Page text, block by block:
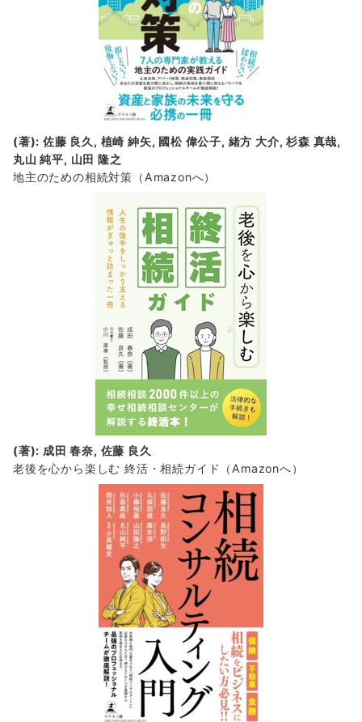
(著): 佐藤 良久, 植崎 紳矢, 國松 偉公子, 緒方 大介, 杉森 真哉,
丸山 純平, 山田 隆之
地主のための相続対策 （Amazonへ）
(著): 成田 春奈, 佐藤 良久
老後を心から楽しむ 終活・相続ガイド
（Amazonへ）